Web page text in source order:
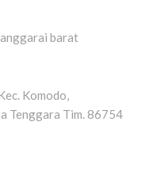
barat
Komodo,
Tenggara Tim. 86754